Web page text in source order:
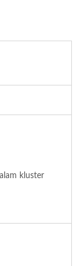
kluster